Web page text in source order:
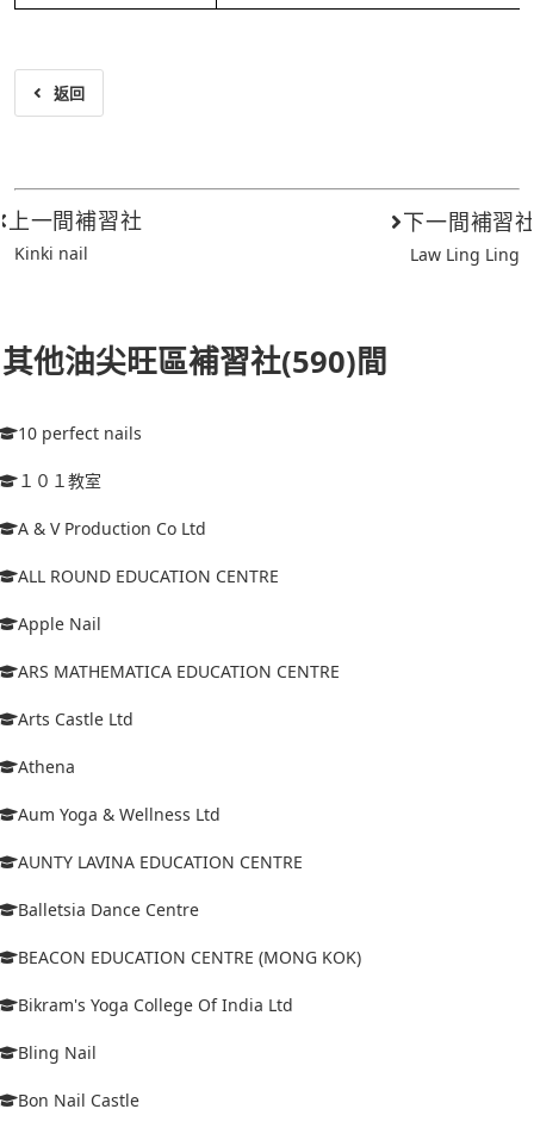
返回
上一間補習社
Kinki nail
下一間補習
Law Ling Ling
其他油尖旺區補習社(590)間
10 perfect nails
１０１教室
A & V Production Co Ltd
ALL ROUND EDUCATION CENTRE
Apple Nail
ARS MATHEMATICA EDUCATION CENTRE
Arts Castle Ltd
Athena
Aum Yoga & Wellness Ltd
AUNTY LAVINA EDUCATION CENTRE
Balletsia Dance Centre
BEACON EDUCATION CENTRE (MONG KOK)
Bikram's Yoga College Of India Ltd
Bling Nail
Bon Nail Castle